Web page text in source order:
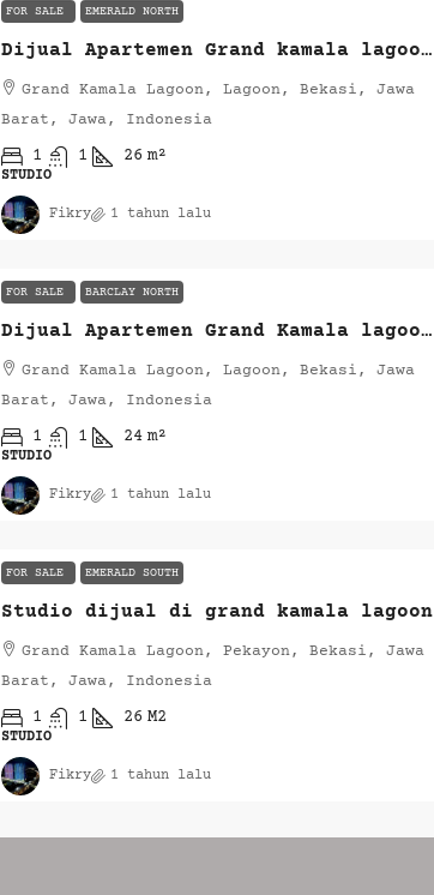
FOR SALE EMERALD NORTH
Dijual Apartemen Grand kamala lagoon Tower Emerald
Grand Kamala Lagoon, Lagoon, Bekasi, Jawa
Barat, Jawa, Indonesia
1 1 26 m²
STUDIO
Fikry 1 tahun lalu
FOR SALE BARCLAY NORTH
Dijual Apartemen Grand Kamala lagoon Tower Barclay
Grand Kamala Lagoon, Lagoon, Bekasi, Jawa
Barat, Jawa, Indonesia
1 1 24 m²
STUDIO
Fikry 1 tahun lalu
FOR SALE EMERALD SOUTH
Studio dijual di grand kamala lagoon
Grand Kamala Lagoon, Pekayon, Bekasi, Jawa
Barat, Jawa, Indonesia
1 1 26 M2
STUDIO
Fikry 1 tahun lalu